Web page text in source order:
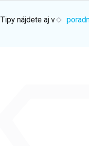
Tipy nájdete aj v